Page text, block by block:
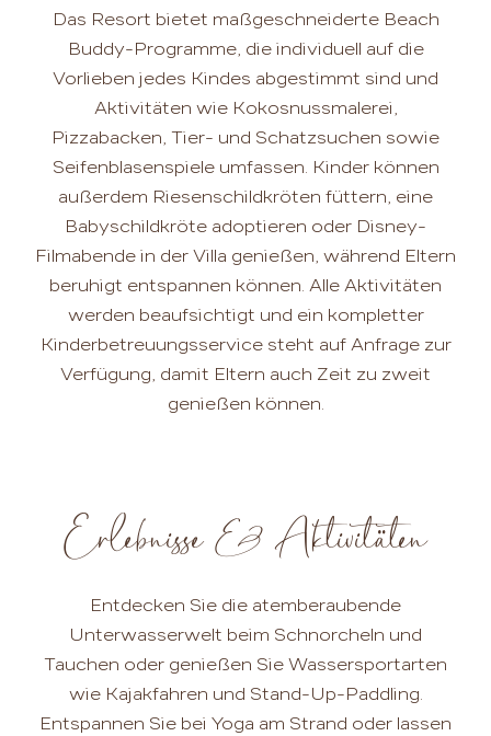
Das Resort bietet maßgeschneiderte Beach
Buddy-Programme, die individuell auf die
Vorlieben jedes Kindes abgestimmt sind und
Aktivitäten wie Kokosnussmalerei,
Pizzabacken, Tier- und Schatzsuchen sowie
Seifenblasenspiele umfassen. Kinder können
außerdem Riesenschildkröten füttern, eine
Babyschildkröte adoptieren oder Disney-
Filmabende in der Villa genießen, während Eltern
beruhigt entspannen können. Alle Aktivitäten
werden beaufsichtigt und ein kompletter
Kinderbetreuungsservice steht auf Anfrage zur
Verfügung, damit Eltern auch Zeit zu zweit
genießen können.
Erlebnisse & Aktivitäten
Entdecken Sie die atemberaubende
Unterwasserwelt beim Schnorcheln und
Tauchen oder genießen Sie Wassersportarten
wie Kajakfahren und Stand-Up-Paddling.
Entspannen Sie bei Yoga am Strand oder lassen